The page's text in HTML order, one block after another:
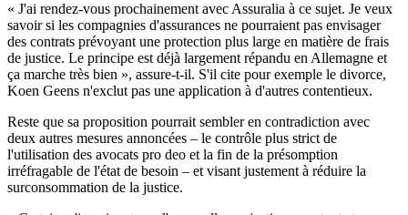
« J'ai rendez-vous prochainement avec Assuralia à ce sujet. Je veux
savoir si les compagnies d'assurances ne pourraient pas envisager
des contrats prévoyant une protection plus large en matière de frais
de justice. Le principe est déjà largement répandu en Allemagne et
ça marche très bien », assure-t-il. S'il cite pour exemple le divorce,
Koen Geens n'exclut pas une application à d'autres contentieux.
Reste que sa proposition pourrait sembler en contradiction avec
deux autres mesures annoncées – le contrôle plus strict de
l'utilisation des avocats pro deo et la fin de la présomption
irréfragable de l'état de besoin – et visant justement à réduire la
surconsommation de la justice.